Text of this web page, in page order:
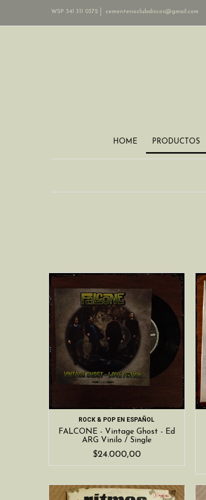
WSP 341 311 0372 cementerioclubdiscos@gmail.com
HOME PRODUCTOS
ROCK & POP EN ESPAÑOL
FALCONE - Vintage Ghost - Ed
ARG Vinilo / Single
$24.000,00